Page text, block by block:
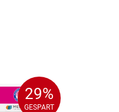
29%
GESPART
29%
GESPART